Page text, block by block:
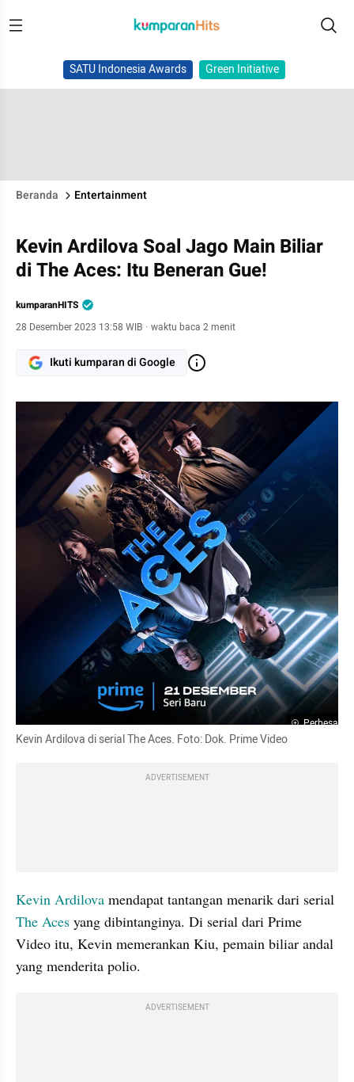
SATU Indonesia Awards Green Initiative
Beranda Entertainment
Kevin Ardilova Soal Jago Main Biliar
di The Aces: Itu Beneran Gue!
kumparanHITS
28 Desember 2023 13:58 WIB · waktu baca 2 menit
Ikuti kumparan di Google
Perbesar
Kevin Ardilova di serial The Aces. Foto: Dok. Prime Video
ADVERTISEMENT
Kevin Ardilova
The Aces yang dibintanginya. Di serial dari Prime
Video itu, Kevin memerankan Kiu, pemain biliar andal
yang menderita polio.
ADVERTISEMENT